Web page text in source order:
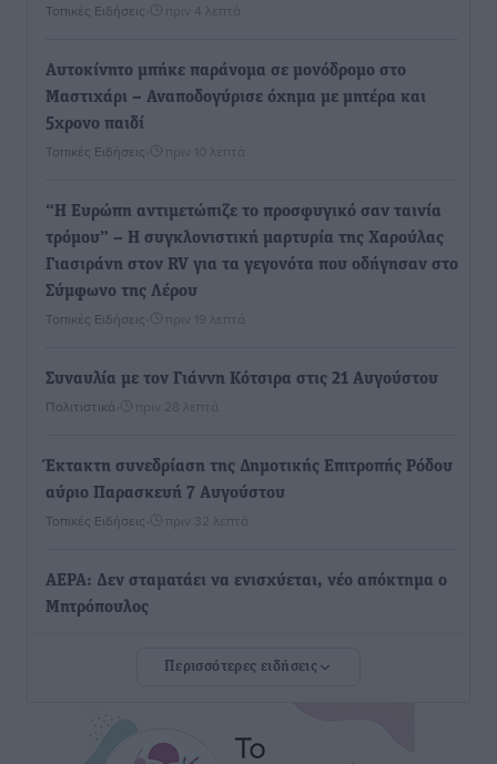
Τοπικές Ειδήσεις πριν 4 λεπτά
Αυτοκίνητο μπήκε παράνομα σε μονόδρομο στο
Μαστιχάρι – Αναποδογύρισε όχημα με μητέρα και
5χρονο παιδί
Τοπικές Ειδήσεις πριν 10 λεπτά
“Η Ευρώπη αντιμετώπιζε το προσφυγικό σαν ταινία
τρόμου” – Η συγκλονιστική μαρτυρία της Χαρούλας
Γιασιράνη στον RV για τα γεγονότα που οδήγησαν στο
Σύμφωνο της Λέρου
Τοπικές Ειδήσεις πριν 19 λεπτά
Συναυλία με τον Γιάννη Κότσιρα στις 21 Αυγούστου
Πολιτιστικά πριν 28 λεπτά
Έκτακτη συνεδρίαση της Δημοτικής Επιτροπής Ρόδου
αύριο Παρασκευή 7 Αυγούστου
Τοπικές Ειδήσεις πριν 32 λεπτά
ΑΕΡΑ: Δεν σταματάει να ενισχύεται, νέο απόκτημα ο
Μητρόπουλος
ατομικό για δύο
πριν 49 λεπτά
Περισσότερες ειδήσεις